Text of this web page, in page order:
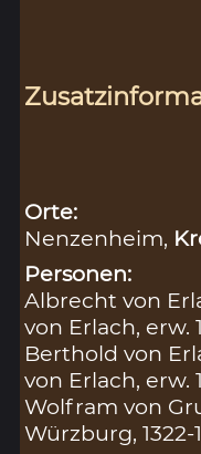
Orte:
Nenzenheim,
Personen:
Albrecht von
von Erlach, erw.
Berthold von
von Erlach, erw.
Wolfram von
Würzburg, 1322-